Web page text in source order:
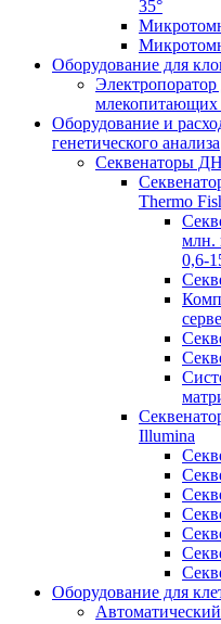
35°
Оборудование для
Оборудование и
генетического анализа
Секвенаторы
Thermo
млн.
0,6-
Illumina
Оборудование для